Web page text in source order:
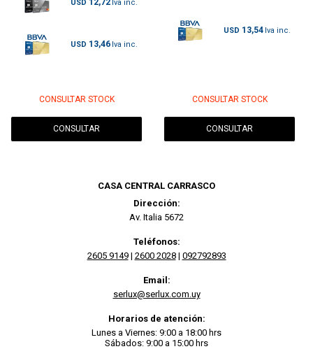
USD 12,72
USD 13,46
CONSULTAR STOCK
CONSULTAR
USD 13,54
CONSULTAR STOCK
CONSULTAR
CASA CENTRAL CARRASCO
Dirección:
Av. Italia 5672
Teléfonos:
2605 9149| 2600 2028| 092792893
Email:
serlux@serlux.com.uy
Horarios de atención:
Lunes a Viernes: 9:00 a 18:00 hrs
Sábados: 9:00 a 15:00 hrs